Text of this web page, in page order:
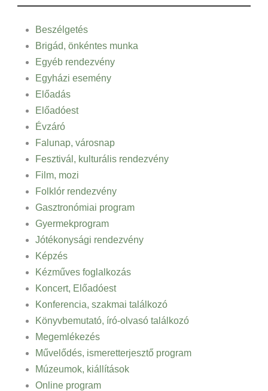
Beszélgetés
Brigád, önkéntes munka
Egyéb rendezvény
Egyházi esemény
Előadás
Előadóest
Évzáró
Falunap, városnap
Fesztivál, kulturális rendezvény
Film, mozi
Folklór rendezvény
Gasztronómiai program
Gyermekprogram
Jótékonysági rendezvény
Képzés
Kézműves foglalkozás
Koncert, Előadóest
Konferencia, szakmai találkozó
Könyvbemutató, író-olvasó találkozó
Megemlékezés
Művelődés, ismeretterjesztő program
Múzeumok, kiállítások
Online program